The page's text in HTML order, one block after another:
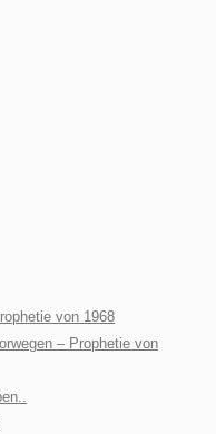
von 1968
– Prophetie von